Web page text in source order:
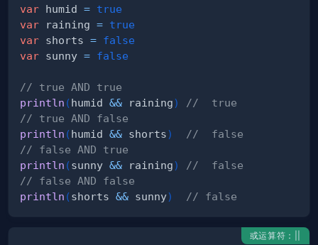
var humid = true
var raining = true
var shorts = false
var sunny = false
// true AND true
println (humid && raining)
//  true
// true AND false
println (humid && shorts)
//  false
// false AND true
println (sunny && raining)
//  false
// false AND false
println (shorts && sunny) // false
或运算符：||